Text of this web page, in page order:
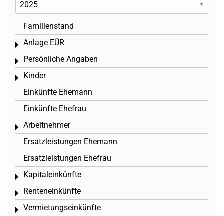
Familienstand
Anlage EÜR
Toggle menu
Persönliche Angaben
Toggle menu
Kinder
Toggle menu
Einkünfte Ehemann
Einkünfte Ehefrau
Arbeitnehmer
Toggle menu
Ersatzleistungen Ehemann
Ersatzleistungen Ehefrau
Kapitaleinkünfte
Toggle menu
Renteneinkünfte
Toggle menu
Vermietungseinkünfte
Toggle menu